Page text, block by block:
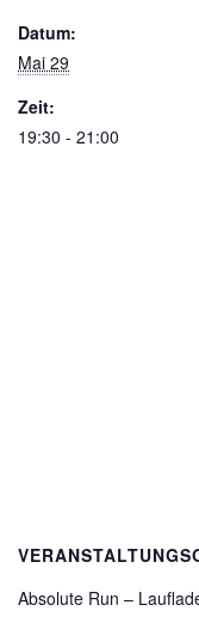
Datum:
Mai 29
Zeit:
19:30 - 21:00
Absolute Run –